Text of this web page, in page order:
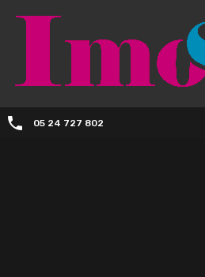
05 24 727 802